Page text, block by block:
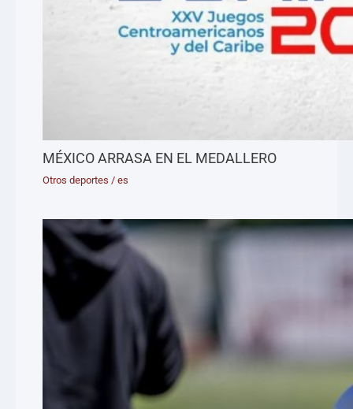
MÉXICO ARRASA EN EL MEDALLERO
Otros deportes /es